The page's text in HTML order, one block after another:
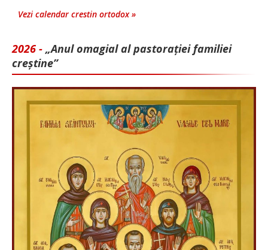
Vezi calendar crestin ortodox »
2026 - „Anul omagial al pastorației familiei
creștine”